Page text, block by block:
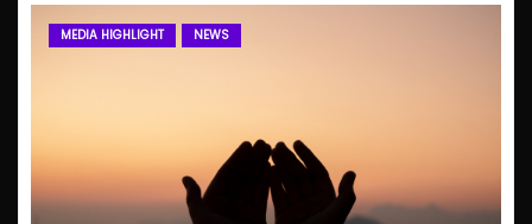
MEDIA HIGHLIGHT NEWS